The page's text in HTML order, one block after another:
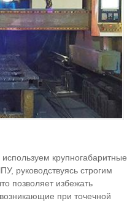
крупногабаритные
руководствуясь строгим
позволяет избежать
при точечной